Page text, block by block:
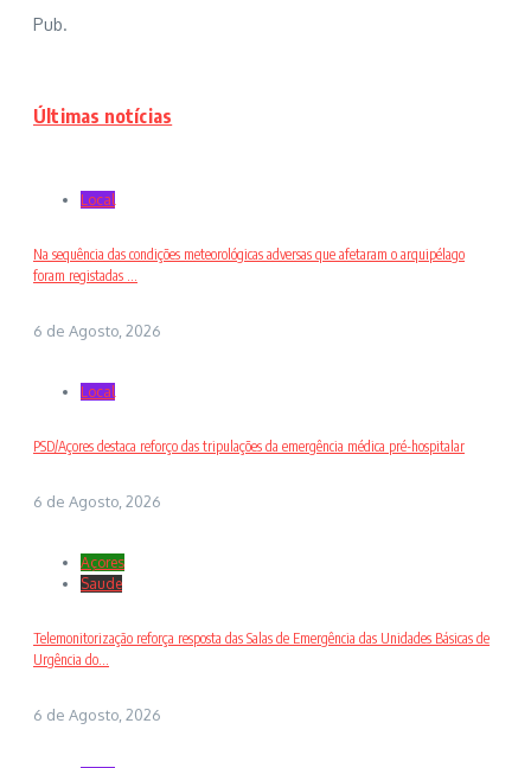
Pub.
Últimas notícias
Local
Na sequência das condições meteorológicas adversas que afetaram o arquipélago
foram registadas ...
6 de Agosto, 2026
Local
PSD/Açores destaca reforço das tripulações da emergência médica pré-hospitalar
6 de Agosto, 2026
Açores
Saude
Telemonitorização reforça resposta das Salas de Emergência das Unidades Básicas de
Urgência do...
6 de Agosto, 2026